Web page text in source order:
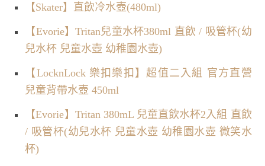
【Skater】直飲冷水壺(480ml)
【Evorie】Tritan兒童水杯380ml 直飲 / 吸管杯(幼
兒水杯 兒童水壺 幼稚園水壺)
【LocknLock 樂扣樂扣】超值二入組 官方直營
兒童背帶水壺 450ml
【Evorie】Tritan 380mL 兒童直飲水杯2入組 直飲
/ 吸管杯(幼兒水杯 兒童水壺 幼稚園水壺 微笑水
杯)